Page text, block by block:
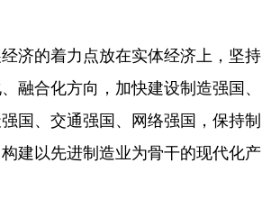
的着力点放在实体经济上，坚持
融合化方向，加快建设制造强国、
国、交通强国、网络强国，保持制
建以先进制造业为骨干的现代化产